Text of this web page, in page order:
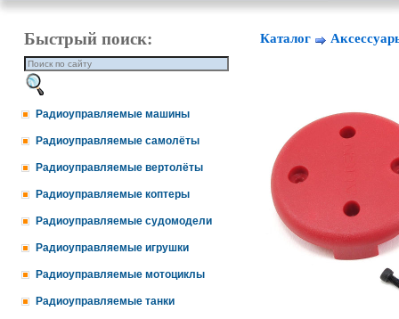
Быстрый поиск:
Радиоуправляемые машины
Радиоуправляемые самолёты
Радиоуправляемые вертолёты
Радиоуправляемые коптеры
Радиоуправляемые судомодели
Радиоуправляемые игрушки
Радиоуправляемые мотоциклы
Радиоуправляемые танки
Каталог